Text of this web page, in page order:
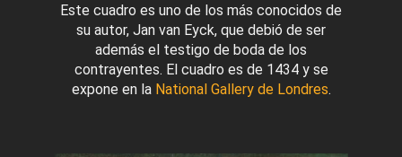
Este cuadro es uno de los más conocidos de
su autor, Jan van Eyck, que debió de ser
además el testigo de boda de los
contrayentes. El cuadro es de 1434 y se
expone en la National Gallery de Londres.